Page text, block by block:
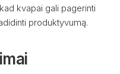
kvapai gali pagerinti
produktyvumą.